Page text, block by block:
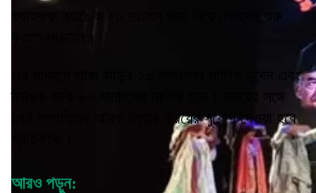
গ্রাহকরা ব্যাঙ্কে ২০ শতাংশ জমা দিয়ে লেনদেন শুরু
এর মাধ্যমে তারা বাড়ির ২০ শতাংশের মালিক হবেন এবং
সেই সম্পত্তির আরও শেয়ার ক্রয়ের সুযোগ দেওয়া হবে
আরও পড়ুন: